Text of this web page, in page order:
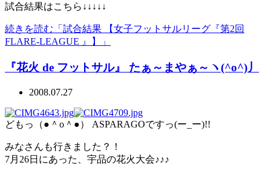
試合結果はこちら↓↓↓↓↓
続きを読む「試合結果 【女子フットサルリーグ『第2回
FLARE-LEAGUE 』】」
『花火 de フットサル』 たぁ～まやぁ～ヽ(^o^)丿
2008.07.27
どもっ（●＾o＾●） ASPARAGOですっ(ー_ー)!!
みなさんも行きました？！
7月26日にあった、宇品の花火大会♪♪♪